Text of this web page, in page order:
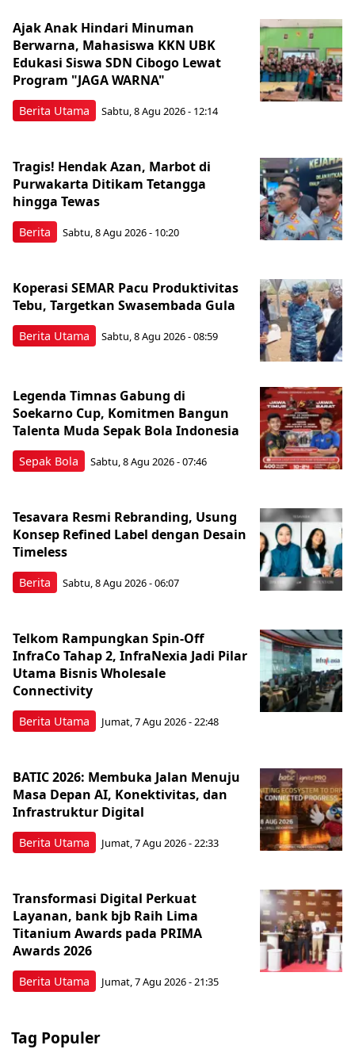
Berita Utama
Ajak Anak Hindari Minuman
Berwarna, Mahasiswa KKN UBK
Edukasi Siswa SDN Cibogo Lewat
Program "JAGA WARNA"
Sabtu, 8 Agu 2026 - 12:14
Berita
Tragis! Hendak Azan, Marbot di
Purwakarta Ditikam Tetangga
hingga Tewas
Sabtu, 8 Agu 2026 - 10:20
Berita Utama
Koperasi SEMAR Pacu Produktivitas
Tebu, Targetkan Swasembada Gula
Sabtu, 8 Agu 2026 - 08:59
Sepak Bola
Legenda Timnas Gabung di
Soekarno Cup, Komitmen Bangun
Talenta Muda Sepak Bola Indonesia
Sabtu, 8 Agu 2026 - 07:46
Berita
Tesavara Resmi Rebranding, Usung
Konsep Refined Label dengan Desain
Timeless
Sabtu, 8 Agu 2026 - 06:07
Berita Utama
Telkom Rampungkan Spin-Off
InfraCo Tahap 2, InfraNexia Jadi Pilar
Utama Bisnis Wholesale
Connectivity
Jumat, 7 Agu 2026 - 22:48
Berita Utama
BATIC 2026: Membuka Jalan Menuju
Masa Depan AI, Konektivitas, dan
Infrastruktur Digital
Jumat, 7 Agu 2026 - 22:33
Berita Utama
Transformasi Digital Perkuat
Layanan, bank bjb Raih Lima
Titanium Awards pada PRIMA
Awards 2026
Jumat, 7 Agu 2026 - 21:35
Tag Populer